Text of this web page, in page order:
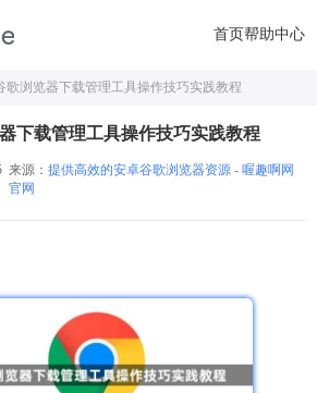
首页帮助中心
歌浏览器下载管理工具操作技巧实践教程
下载管理工具操作技巧实践教程
来源：提供高效的安卓谷歌浏览器资源 - 喔趣啊网
官网